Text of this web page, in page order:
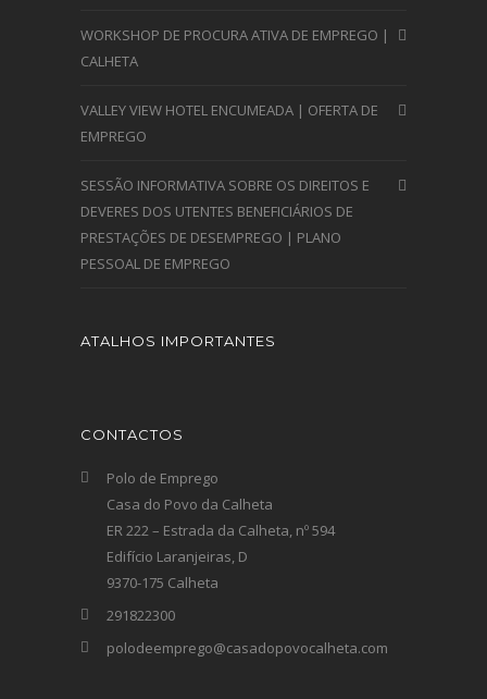
WORKSHOP DE PROCURA ATIVA DE EMPREGO |
CALHETA
VALLEY VIEW HOTEL ENCUMEADA | OFERTA DE
EMPREGO
SESSÃO INFORMATIVA SOBRE OS DIREITOS E
DEVERES DOS UTENTES BENEFICIÁRIOS DE
PRESTAÇÕES DE DESEMPREGO | PLANO
PESSOAL DE EMPREGO
ATALHOS IMPORTANTES
CONTACTOS
Polo de Emprego
Casa do Povo da Calheta
ER 222 – Estrada da Calheta, nº 594
Edifício Laranjeiras, D
9370-175 Calheta
291822300
polodeemprego@casadopovocalheta.com